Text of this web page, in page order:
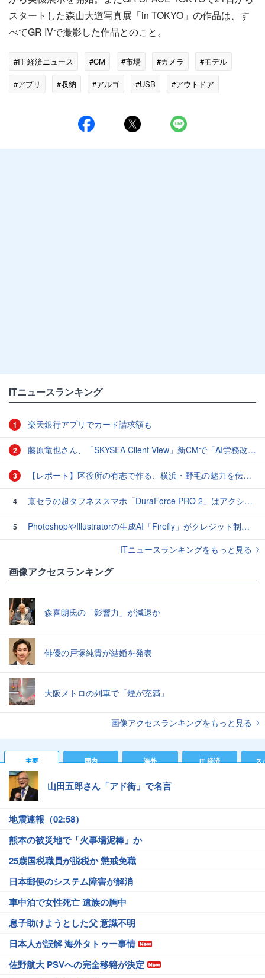
スタートした森山大道写真展「in TOKYO」の作品は、す
べてGR IVで撮影した作品とのこと。
#IT 経済ニュース #CM #市場 #カメラ
#モデル
#アプリ
#収納 #アルゴ #USB #アウトドア
ITニュースランキング
1 楽天銀行アプリでカード請求額も
2 藤原竜也さん、「SKYSEA Client View」新CMで「AI労務改善」をアピール 働き方をAIが分析したら「すぐに休んで」と言われる？
3 【レポート】区役所の有志で作る、横浜・野毛の魅力を伝えるCM
4 京セラの超タフネススマホ「DuraForce PRO 2」はアクションカムとしても優秀
5
PhotoshopやIllustratorの生成AI「Firefly」がクレジット制を導入し有料プランでも画像生成枚数が制限されるように
ITニュースランキングをもっと見る
画像アクセスランキング
森喜朗氏の「影響力」が減退か
俳優の戸塚純貴が結婚を発表
大阪メトロの列車で「煙が充満」
画像アクセスランキングをもっと見る
主要 国内 海外 IT 経済 ス
山田五郎さん「アド街」で名言
地震速報（02:58）
熊本の被災地で「火事場泥棒」か
25歳国税職員が脱税か 懲戒免職
日本郵便のシステム障害が解消
車中泊で女性死亡 遺族の胸中
息子助けようとした父 意識不明
日本人が誤解 海外タトゥー事情
佐野航大 PSVへの完全移籍が決定